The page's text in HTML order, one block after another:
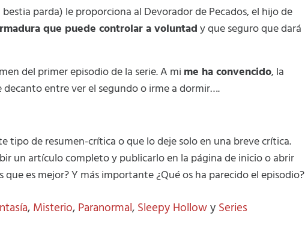
parda) le proporciona al Devorador de Pecados, el hijo de
que puede controlar a voluntady que seguro que dará
del primer episodio de la serie. A mi me ha convencido, la
entre ver el segundo o irme a dormir….
tipo de resumen-crítica o que lo deje solo en una breve crítica.
un artículo completo y publicarlo en la página de inicio o abrir
es mejor? Y más importante ¿Qué os ha parecido el episodio?
, Misterio, Paranormal, Sleepy Hollowy Series